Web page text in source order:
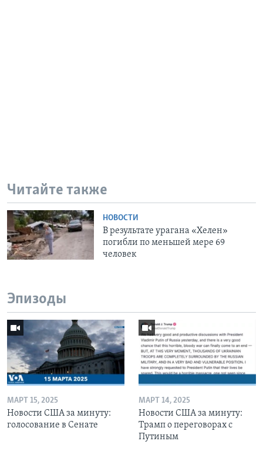
Читайте также
НОВОСТИ
В результате урагана «Хелен»
погибли по меньшей мере 69
человек
Эпизоды
МАРТ 15, 2025
Новости США за минуту:
голосование в Сенате
МАРТ 14, 2025
Новости США за минуту:
Трамп о переговорах с
Путиным